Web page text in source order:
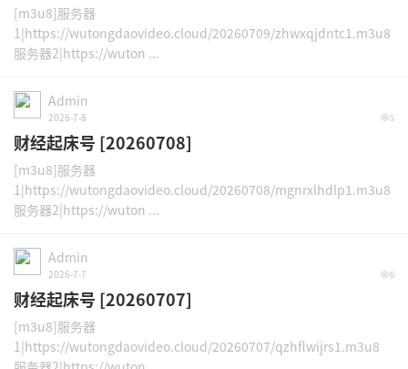
[m3u8]服务器
1|https://wutongdaovideo.cloud/20260709/zhwxqjdntc1.m3u8
服务器2|https://wuton ...
Admin
2026-7-8 5
财经起床号 [20260708]
[m3u8]服务器
1|https://wutongdaovideo.cloud/20260708/mgnrxlhdlp1.m3u8
服务器2|https://wuton ...
Admin
2026-7-7 6
财经起床号 [20260707]
[m3u8]服务器
1|https://wutongdaovideo.cloud/20260707/qzhflwijrs1.m3u8